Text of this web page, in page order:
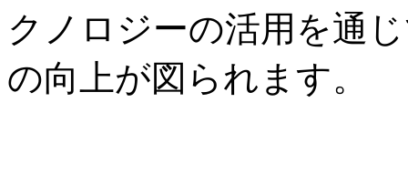
クノロジーの活用を通
の向上が図られます。